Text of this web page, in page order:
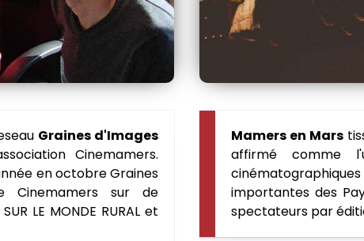
Graines d'Images
Cinemamers.
en octobre Graines
Cinemamers sur de
LE MONDE RURAL et
Mamers en Mars
affirmé comme
importantes des
spectateurs par